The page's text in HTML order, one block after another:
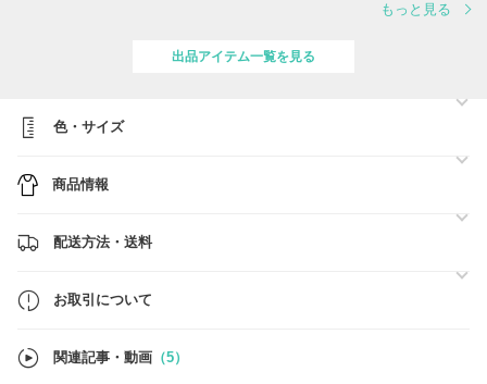
※「銀行振込」及び「コンビニ払い」の場合は、ご入金確認後「2営業
「問い合わせ」：月～金
＜電話＞13：00～16：00
※営業時間外のお問い合わせに関しては翌営業日に返答させて頂きます
8月11日（火）から8月16日（日）までの間、メール及びお電話でのお
問い合わせは対応いたしておりません。
だきます。
もっと見る
出品アイテム一覧を見る
色・サイズ
商品情報
配送方法・送料
お取引について
関連記事・動画 （5）